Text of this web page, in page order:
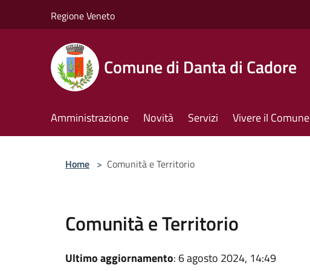
Regione Veneto
Comune di Danta di Cadore
Amministrazione Novità Servizi Vivere il Comune
Home > Comunità e Territorio
Comunità e Territorio
Ultimo aggiornamento: 6 agosto 2024, 14:49